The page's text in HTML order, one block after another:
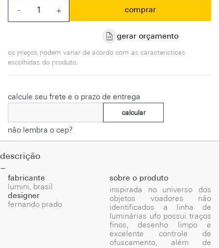
- + comprar
gerar orçamento
os preços podem variar de acordo com as características
escolhidas do produto.
calcule seu frete e o prazo de entrega
calcular
não lembra o cep?
descrição
fabricante
lumini, brasil
designer
fernando prado
sobre o produto
inspirada no universo dos
objetos voadores não
identificados a linha de
luminárias ufo possui traços
finos, desenho limpo e
excelente controle de
ofuscamento, além de